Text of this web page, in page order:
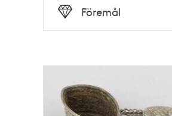
Tid
Typ
Föremål